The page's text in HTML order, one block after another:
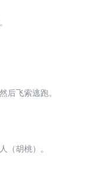
后飞索逃跑。
（胡桃）。